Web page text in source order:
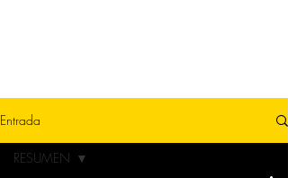
Entrada
RESUMEN